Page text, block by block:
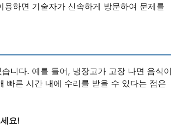
하면 기술자가 신속하게 방문하여 문제를
니다. 예를 들어, 냉장고가 고장 나면 음식이
빠른 시간 내에 수리를 받을 수 있다는 점은
요!